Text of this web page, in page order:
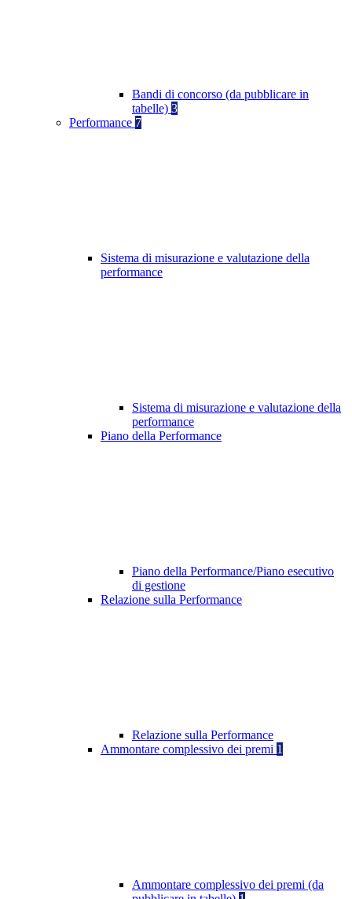
Bandi di concorso (da pubblicare in
tabelle) 3
Performance 7
Sistema di misurazione e valutazione della
performance
Sistema di misurazione e valutazione della
performance
Piano della Performance
Piano della Performance/Piano esecutivo
di gestione
Relazione sulla Performance
Relazione sulla Performance
Ammontare complessivo dei premi 1
Ammontare complessivo dei premi (da